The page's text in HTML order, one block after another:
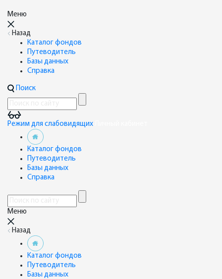
Меню
Назад
Каталог фондов
Путеводитель
Базы данных
Справка
Поиск
Режим для слабовидящих
Каталог фондов
Путеводитель
Базы данных
Справка
Меню
Назад
Каталог фондов
Путеводитель
Базы данных